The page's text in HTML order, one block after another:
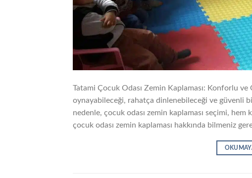
Tatami Çocuk Odası Zemin Kaplaması: Konforlu
oynayabileceği, rahatça dinlenebileceği ve güvenli
nedenle, çocuk odası zemin kaplaması seçimi,
çocuk odası zemin kaplaması hakkında bilmeniz